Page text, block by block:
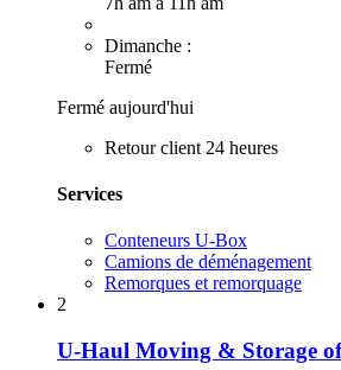
Dimanche :
Fermé
Fermé aujourd'hui
Retour client 24 heures
Services
Conteneurs U-Box
Camions de déménagement
Remorques et remorquage
2
U-Haul Moving & Storage